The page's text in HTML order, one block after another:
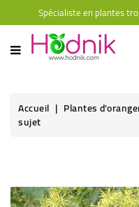
Spécialiste en plantes
CATÉGORIE
PLANTES
GRIMPANTES
BRUGMANSIAS
Accueil
Plantes
sujet